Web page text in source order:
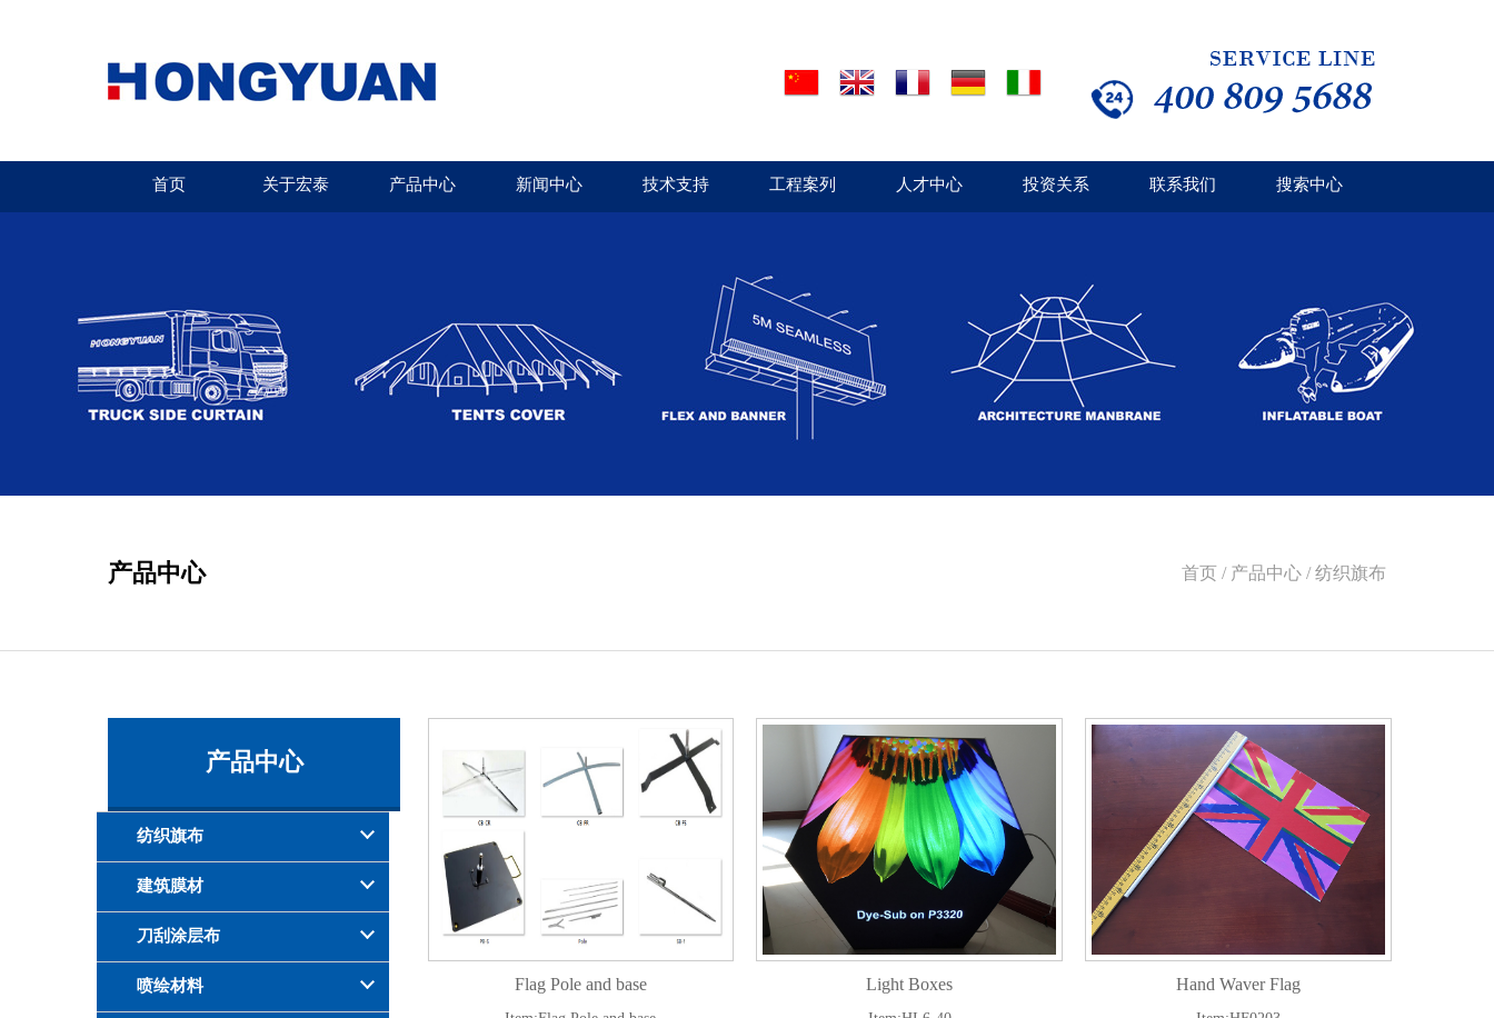
首页 关于宏泰 产品中心 新闻中心 技术支持 工程案列 人才中心 投资关系 联系我们 搜索中心
产品中心 首页 / 产品中心 / 纺织旗布
产品中心
纺织旗布
建筑膜材
刀刮涂层布
喷绘材料 Flag Pole and base Light Boxes Hand Waver Flag